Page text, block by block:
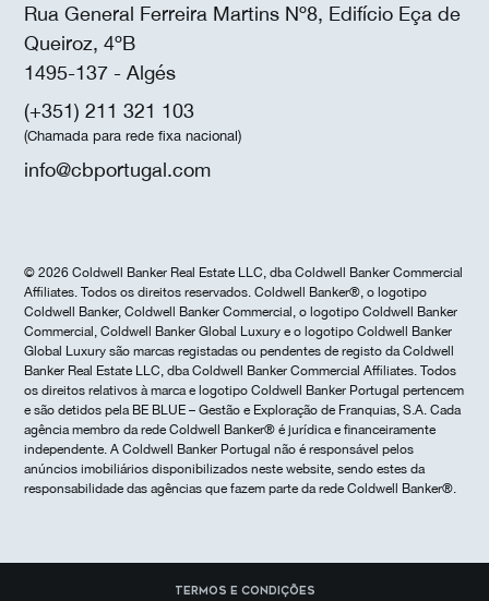
Rua General Ferreira Martins Nº8, Edifício Eça de
Queiroz, 4ºB
1495-137 - Algés
(+351) 211 321 103
(Chamada para rede fixa nacional)
info@cbportugal.com
© 2026 Coldwell Banker Real Estate LLC, dba Coldwell Banker Commercial
Affiliates. Todos os direitos reservados. Coldwell Banker®, o logotipo
Coldwell Banker, Coldwell Banker Commercial, o logotipo Coldwell Banker
Commercial, Coldwell Banker Global Luxury e o logotipo Coldwell Banker
Global Luxury são marcas registadas ou pendentes de registo da Coldwell
Banker Real Estate LLC, dba Coldwell Banker Commercial Affiliates. Todos
os direitos relativos à marca e logotipo Coldwell Banker Portugal pertencem
e são detidos pela BE BLUE – Gestão e Exploração de Franquias, S.A. Cada
agência membro da rede Coldwell Banker® é jurídica e financeiramente
independente. A Coldwell Banker Portugal não é responsável pelos
anúncios imobiliários disponibilizados neste website, sendo estes da
responsabilidade das agências que fazem parte da rede Coldwell Banker®.
Termos e Condições